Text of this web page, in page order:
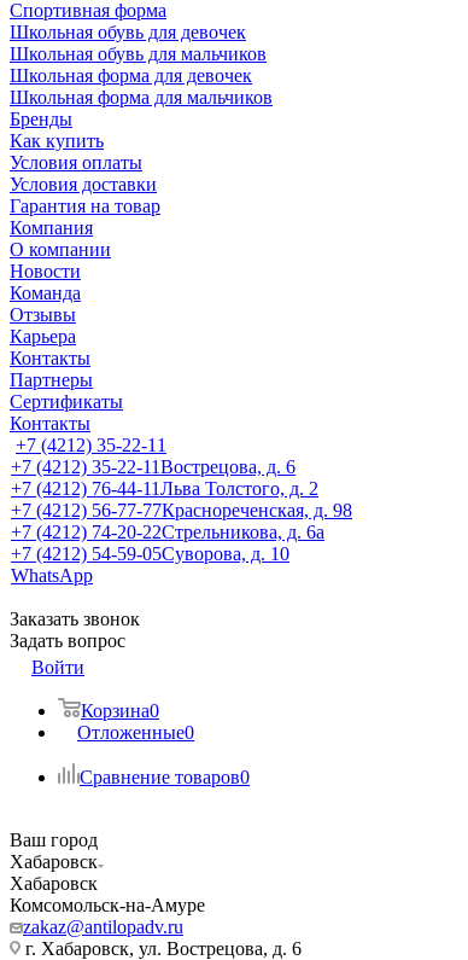
Спортивная форма
Школьная обувь для девочек
Школьная обувь для мальчиков
Школьная форма для девочек
Школьная форма для мальчиков
Бренды
Как купить
Условия оплаты
Условия доставки
Гарантия на товар
Компания
О компании
Новости
Команда
Отзывы
Карьера
Контакты
Партнеры
Сертификаты
Контакты
+7 (4212) 35-22-11
+7 (4212) 35-22-11Вострецова, д. 6
+7 (4212) 76-44-11Льва Толстого, д. 2
+7 (4212) 56-77-77Краснореченская, д. 98
+7 (4212) 74-20-22Стрельникова, д. 6а
+7 (4212) 54-59-05Суворова, д. 10
WhatsApp
Заказать звонок
Задать вопрос
Войти
Корзина0
Отложенные0
Сравнение товаров0
Ваш город
Хабаровск
Хабаровск
Комсомольск-на-Амуре
zakaz@antilopadv.ru
г. Хабаровск, ул. Вострецова, д. 6